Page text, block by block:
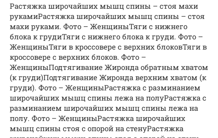
Растяжка широчайших мышц спины – стоя махи
рукамиРастяжка широчайших мышц спины – стоя
махи руками. Фото – ЖенщиныТяги с нижнего
блока к грудиТяги с нижнего блока к груди. Фото –
ЖенщиныТяги в кроссовере с верхних блоковТяги в
кроссовере с верхних блоков. Фото –
ЖенщиныПодтягивание Жиронда обратным хватом
(к груди)Подтягивание Жиронда верхним хватом (к
груди). Фото – ЖенщиныРастяжка с разминанием
широчайших мышц спины лежа на полуРастяжка с
разминанием широчайших мышц спины лежа на
полу. Фото – ЖенщиныРастяжка широчайших
мышц спины стоя с опорой на стенуРастяжка